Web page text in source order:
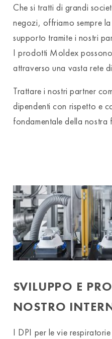
Che si tratti di grandi
negozi, offriamo sempre
supporto tramite i nostri
I prodotti Moldex
attraverso una vasta rete
Trattare i nostri partner
dipendenti con rispetto e
fondamentale della nostra
SVILUPPO E
NOSTRO
I DPI per le vie